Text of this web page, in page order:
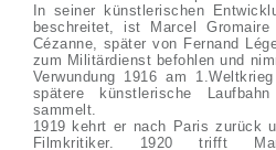
In seiner künstlerischen
beschreitet, ist Marcel
Cézanne, später von Fernand
zum Militärdienst befohlen und
Verwundung 1916 am
spätere künstlerische
sammelt.
1919 kehrt er nach Paris zurück
Filmkritiker. 1920 trifft